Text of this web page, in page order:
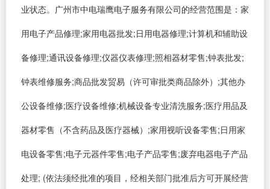
业状态。广州市中电瑞鹰电子服务有限公司的经营范围是：家
用电子产品修理;家用电器批发;日用电器修理;计算机和辅助设
备修理;通讯设备修理;仪器仪表修理;照相器材零售;钟表批发;
钟表维修服务;商品批发贸易（许可审批类商品除外）;其他办
公设备维修;医疗设备维修;机械设备专业清洗服务;医疗用品及
器材零售（不含药品及医疗器械）;家用视听设备零售;日用家
电设备零售;电子元器件零售;电子产品零售;废弃电器电子产品
处理; (依法须经批准的项目，经相关部门批准后方可开展经营